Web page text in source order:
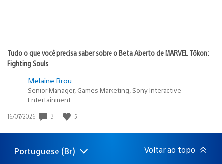
Tudo o que você precisa saber sobre o Beta Aberto de MARVEL Tōkon:
Fighting Souls
Melaine Brou
Senior Manager, Games Marketing, Sony Interactive
Entertainment
Data
publicação:
16/07/2026 3 5
Selecione
Região
Portuguese (Br) Voltar ao topo